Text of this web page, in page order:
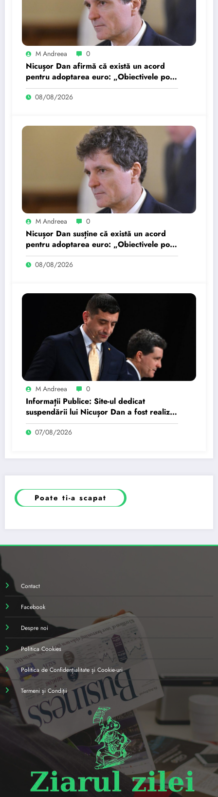
M Andreea 0
Nicușor Dan afirmă că există un acord
pentru adoptarea euro: „Obiectivele pot
fi realizate dacă…
08/08/2026
M Andreea 0
Nicușor Dan susține că există un acord
pentru adoptarea euro: „Obiectivele pot
fi realizate dacă…
08/08/2026
M Andreea 0
Informații Publice: Site-ul dedicat
suspendării lui Nicușor Dan a fost realizat
de un moldovean plătit de AUR cu…
07/08/2026
Poate ti-a scapat
Contact
Facebook
Despre noi
Politica Cookies
Politica de Confidențialitate și Cookie-uri
Termeni și Condiții